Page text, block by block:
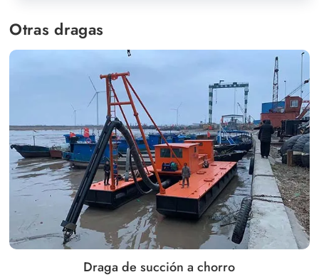
Otras dragas
Draga de succión a chorro